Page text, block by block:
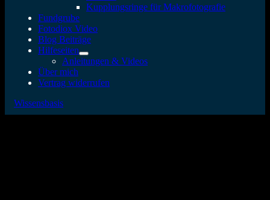
Kupplungsringe für Makrofotografie
Fundgrube
Fotodiox Video
Blog Beiträge
Hilfeseiten
Anleitungen & Videos
Über mich
Vertrag widerrufen
Wissensbasis